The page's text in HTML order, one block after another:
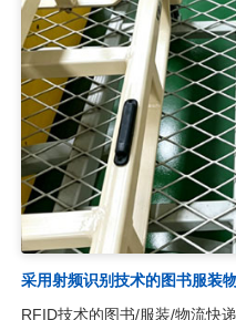
采用射频识别技术的图书服装
RFID技术的图书/服装/物流快